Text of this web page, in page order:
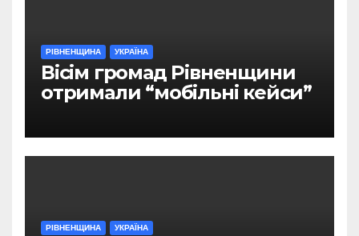
РІВНЕНЩИНА УКРАЇНА
Вісім громад Рівненщини
отримали “мобільні кейси”
РІВНЕНЩИНА УКРАЇНА